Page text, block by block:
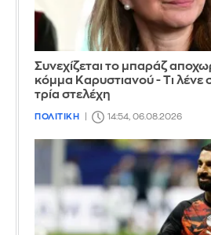
Συνεχίζεται το μπαράζ
κόμμα Καρυστιανού - Τι λένε
τρία στελέχη
ΠΟΛΙΤΙΚΗ 14:54, 06.08.2026